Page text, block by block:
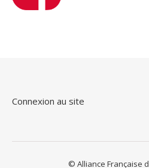
Connexion au site
© Alliance Française